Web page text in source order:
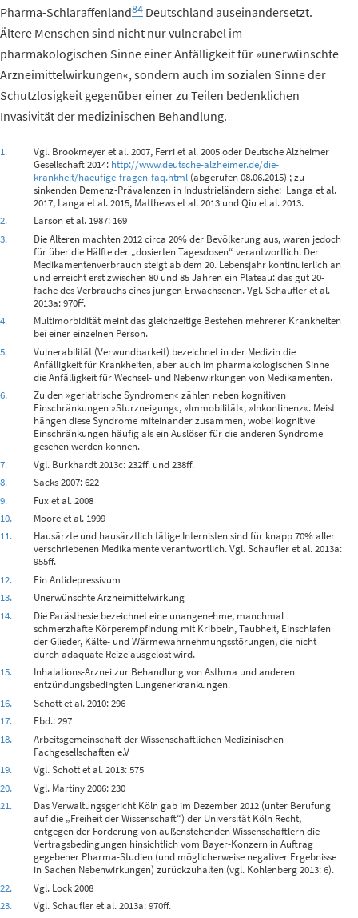
Pharma-Schlaraffenland84 Deutschland auseinandersetzt.
Ältere Menschen sind nicht nur vulnerabel im
pharmakologischen Sinne einer Anfälligkeit für »unerwünschte
Arzneimittelwirkungen«, sondern auch im sozialen Sinne der
Schutzlosigkeit gegenüber einer zu Teilen bedenklichen
Invasivität der medizinischen Behandlung.
1.
Vgl. Brookmeyer et al. 2007, Ferri et al. 2005 oder Deutsche Alzheimer
Gesellschaft 2014: http://www.deutsche-alzheimer.de/die-
krankheit/haeufige-fragen-faq.html(abgerufen 08.06.2015) ; zu
sinkenden Demenz-Prävalenzen in Industrieländern siehe: Langa et al.
2017, Langa et al. 2015, Matthews et al. 2013 und Qiu et al. 2013.
2.
Larson et al. 1987: 169
3.
Die Älteren machten 2012 circa 20% der Bevölkerung aus, waren jedoch
für über die Hälfte der „dosierten Tagesdosen“ verantwortlich. Der
Medikamentenverbrauch steigt ab dem 20. Lebensjahr kontinuierlich an
und erreicht erst zwischen 80 und 85 Jahren ein Plateau: das gut 20-
fache des Verbrauchs eines jungen Erwachsenen. Vgl. Schaufler et al.
2013a: 970ff.
4.
Multimorbidität meint das gleichzeitige Bestehen mehrerer Krankheiten
bei einer einzelnen Person.
5.
Vulnerabilität (Verwundbarkeit) bezeichnet in der Medizin die
Anfälligkeit für Krankheiten, aber auch im pharmakologischen Sinne
die Anfälligkeit für Wechsel- und Nebenwirkungen von Medikamenten.
6.
Zu den »geriatrische Syndromen« zählen neben kognitiven
Einschränkungen »Sturzneigung«, »Immobilität«, »Inkontinenz«. Meist
hängen diese Syndrome miteinander zusammen, wobei kognitive
Einschränkungen häufig als ein Auslöser für die anderen Syndrome
gesehen werden können.
7.
Vgl. Burkhardt 2013c: 232ff. und 238ff.
8.
Sacks 2007: 622
9.
Fux et al. 2008
10.
Moore et al. 1999
11.
Hausärzte und hausärztlich tätige Internisten sind für knapp 70% aller
verschriebenen Medikamente verantwortlich. Vgl. Schaufler et al. 2013a:
955ff.
12.
Ein Antidepressivum
13.
Unerwünschte Arzneimittelwirkung
14.
Die Parästhesie bezeichnet eine unangenehme, manchmal
schmerzhafte Körperempfindung mit Kribbeln, Taubheit, Einschlafen
der Glieder, Kälte- und Wärmewahrnehmungsstörungen, die nicht
durch adäquate Reize ausgelöst wird.
15.
Inhalations-Arznei zur Behandlung von Asthma und anderen
entzündungsbedingten Lungenerkrankungen.
16.
Schott et al. 2010: 296
17.
Ebd.: 297
18.
Arbeitsgemeinschaft der Wissenschaftlichen Medizinischen
Fachgesellschaften e.V
19.
Vgl. Schott et al. 2013: 575
20.
Vgl. Martiny 2006: 230
21.
Das Verwaltungsgericht Köln gab im Dezember 2012 (unter Berufung
auf die „Freiheit der Wissenschaft“) der Universität Köln Recht,
entgegen der Forderung von außenstehenden Wissenschaftlern die
Vertragsbedingungen hinsichtlich vom Bayer-Konzern in Auftrag
gegebener Pharma-Studien (und möglicherweise negativer Ergebnisse
in Sachen Nebenwirkungen) zurückzuhalten (vgl. Kohlenberg 2013: 6).
22.
Vgl. Lock 2008
23.
Vgl. Schaufler et al. 2013a: 970ff.